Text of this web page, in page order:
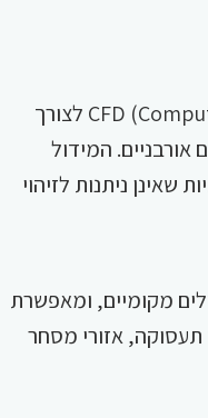
המערכת עושה שימוש במודלי CFD (Computational Fluid Dynamics) לצורך
אורבניים. המידול
ניתנות לזיהוי
מקומיים, ומאפשרת
תעסוקה, אזורי מסחר